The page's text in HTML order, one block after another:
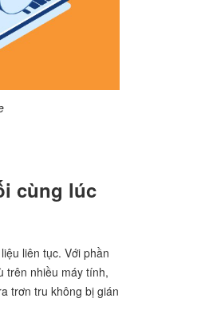
cùng lúc
liên tục. Với phần
trên nhiều máy tính,
trơn tru không bị gián